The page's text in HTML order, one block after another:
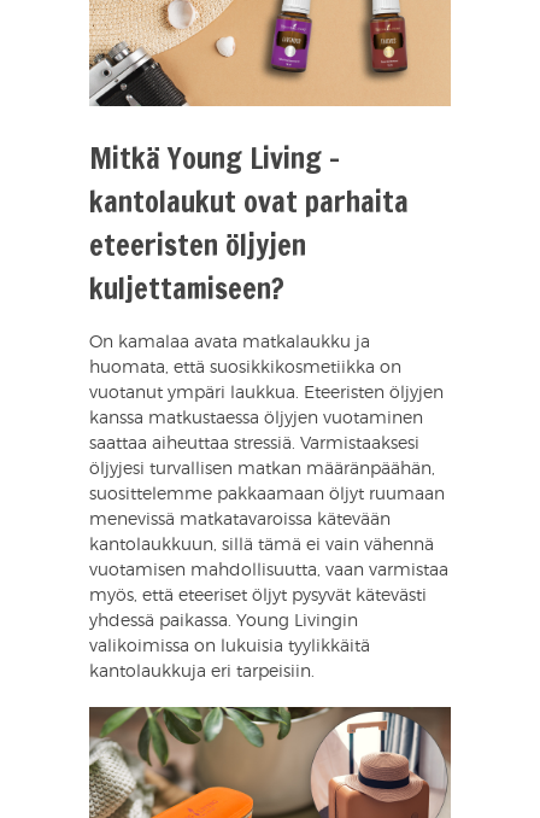
Mitkä Young Living -
kantolaukut ovat parhaita
eteeristen öljyjen
kuljettamiseen?
On kamalaa avata matkalaukku ja
huomata, että suosikkikosmetiikka on
vuotanut ympäri laukkua. Eteeristen öljyjen
kanssa matkustaessa öljyjen vuotaminen
saattaa aiheuttaa stressiä. Varmistaaksesi
öljyjesi turvallisen matkan määränpäähän,
suosittelemme pakkaamaan öljyt ruumaan
menevissä matkatavaroissa kätevään
kantolaukkuun, sillä tämä ei vain vähennä
vuotamisen mahdollisuutta, vaan varmistaa
myös, että eteeriset öljyt pysyvät kätevästi
yhdessä paikassa. Young Livingin
valikoimissa on lukuisia tyylikkäitä
kantolaukkuja eri tarpeisiin.